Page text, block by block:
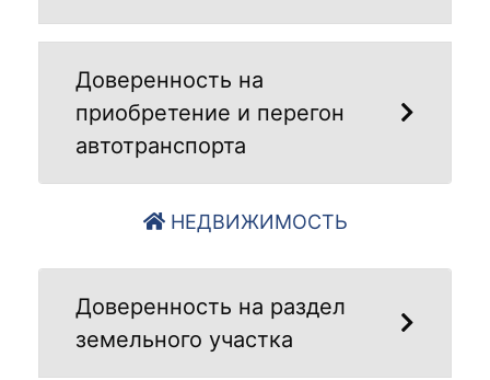
Доверенность на
приобретение и перегон
автотранспорта
НЕДВИЖИМОСТЬ
Доверенность на раздел
земельного участка